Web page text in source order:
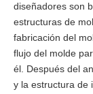
diseñadores son
estructuras de
fabricación del
flujo del molde
él. Después del
y la estructura de